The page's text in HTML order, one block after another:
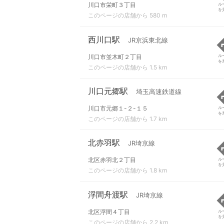
川口市栄町３丁目
このページの店舗から 580 m
ル
を
西川口駅 JR京浜東北線
川口市並木町２丁目
このページの店舗から 1.5 km
ル
を
川口元郷駅 埼玉高速鉄道線
川口市元郷１-２-１５
このページの店舗から 1.7 km
ル
を
北赤羽駅 JR埼京線
北区赤羽北２丁目
このページの店舗から 1.8 km
ル
を
浮間舟渡駅 JR埼京線
北区浮間４丁目
このページの店舗から 2.2 km
ル
を